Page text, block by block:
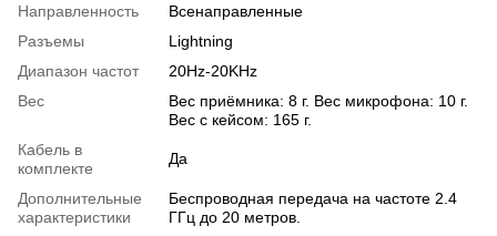
Направленность
Всенаправленные
Разъемы
Lightning
Диапазон частот
20Hz-20KHz
Вес
Вес приёмника: 8 г. Вес микрофона: 10 г.
Вес с кейсом: 165 г.
Кабель в
комплекте
Да
Дополнительные
характеристики
Беспроводная передача на частоте 2.4
ГГц до 20 метров.